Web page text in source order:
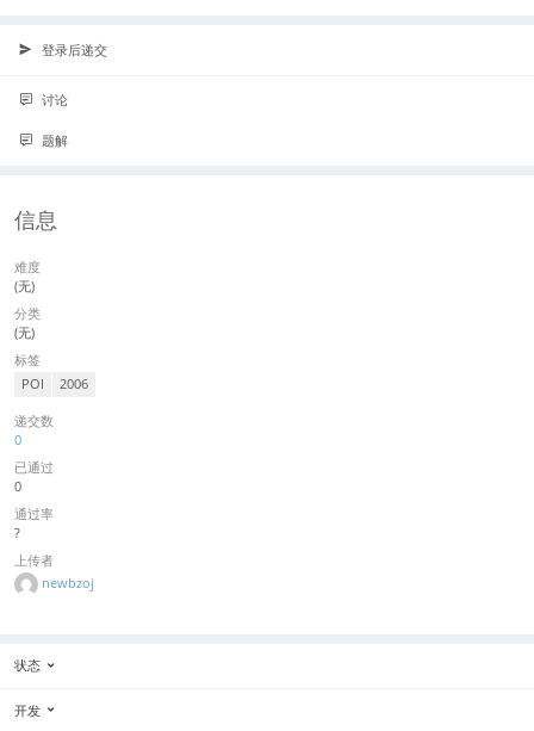
登录后递交
讨论
题解
信息
难度
(无)
分类
(无)
标签
POI 2006
递交数
0
已通过
0
通过率
?
上传者
newbzoj
状态
开发